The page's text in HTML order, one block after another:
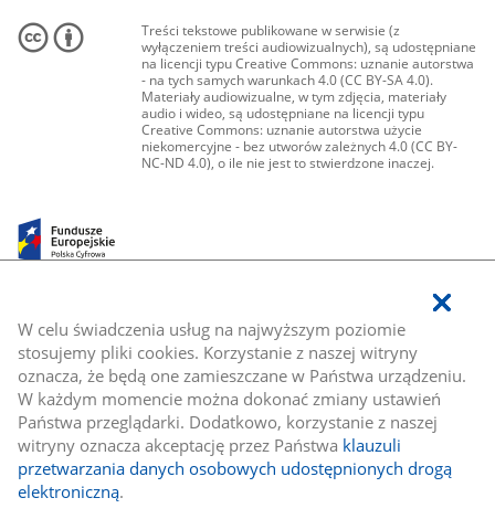
W celu świadczenia usług na najwyższym poziomie
stosujemy pliki cookies. Korzystanie z naszej witryny
oznacza, że będą one zamieszczane w Państwa urządzeniu.
W każdym momencie można dokonać zmiany ustawień
Państwa przeglądarki. Dodatkowo, korzystanie z naszej
witryny oznacza akceptację przez Państwa klauzuli
przetwarzania danych osobowych udostępnionych drogą
elektroniczną.
Treści tekstowe publikowane w serwisie (z
wyłączeniem treści audiowizualnych), są udostępniane
na licencji typu Creative Commons: uznanie autorstwa
- na tych samych warunkach 4.0 (CC BY-SA 4.0).
Materiały audiowizualne, w tym zdjęcia, materiały
audio i wideo, są udostępniane na licencji typu
Creative Commons: uznanie autorstwa użycie
niekomercyjne - bez utworów zależnych 4.0 (CC BY-
NC-ND 4.0), o ile nie jest to stwierdzone inaczej.